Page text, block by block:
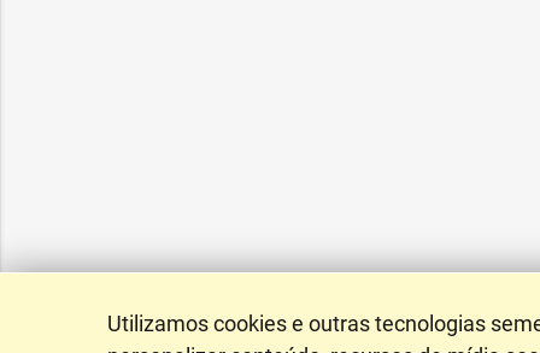
Utilizamos cookies e outras tecnologias